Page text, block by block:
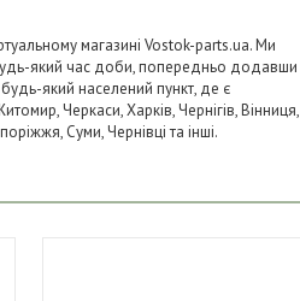
магазині Vostok-parts.ua. Ми
який час доби, попередньо додавши
будь-який населений пункт, де є
Черкаси, Харків, Чернігів, Вінниця,
Суми, Чернівці та інші.